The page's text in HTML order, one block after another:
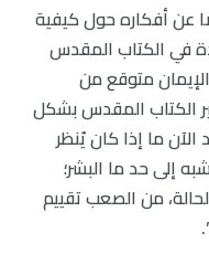
عن أفكاره حول كيفية
في الكتاب المقدس
متوقع من
الكتاب المقدس بشكل
ما إذا كان يُنظر
إلى حد ما البشر؛
من الصعب تقييم